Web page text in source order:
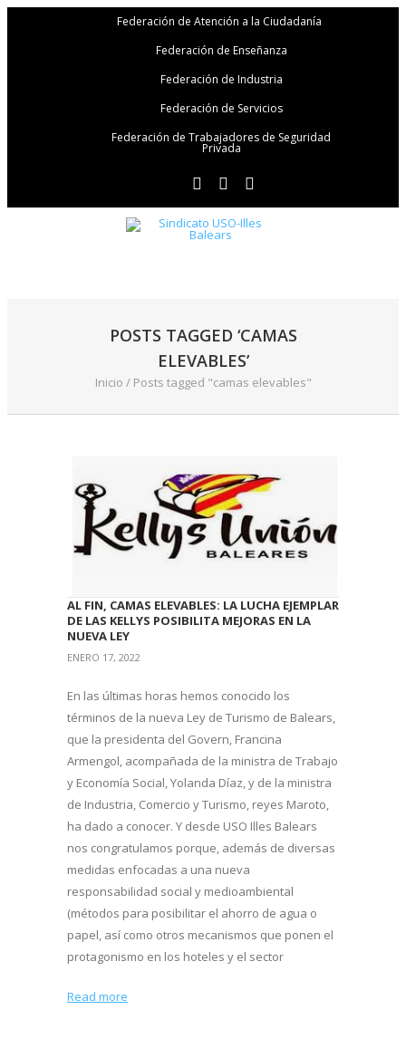
Federación de Atención a la Ciudadanía
Federación de Enseñanza
Federación de Industria
Federación de Servicios
Federación de Trabajadores de Seguridad
Privada
POSTS TAGGED ‘CAMAS
ELEVABLES’
Inicio / Posts tagged "camas elevables"
AL FIN, CAMAS ELEVABLES: LA LUCHA EJEMPLAR
DE LAS KELLYS POSIBILITA MEJORAS EN LA
NUEVA LEY
ENERO 17, 2022
En las últimas horas hemos conocido los
términos de la nueva Ley de Turismo de Balears,
que la presidenta del Govern, Francina
Armengol, acompañada de la ministra de Trabajo
y Economía Social, Yolanda Díaz, y de la ministra
de Industria, Comercio y Turismo, reyes Maroto,
ha dado a conocer. Y desde USO Illes Balears
nos congratulamos porque, además de diversas
medidas enfocadas a una nueva
responsabilidad social y medioambiental
(métodos para posibilitar el ahorro de agua o
papel, así como otros mecanismos que ponen el
protagonismo en los hoteles y el sector
Read more